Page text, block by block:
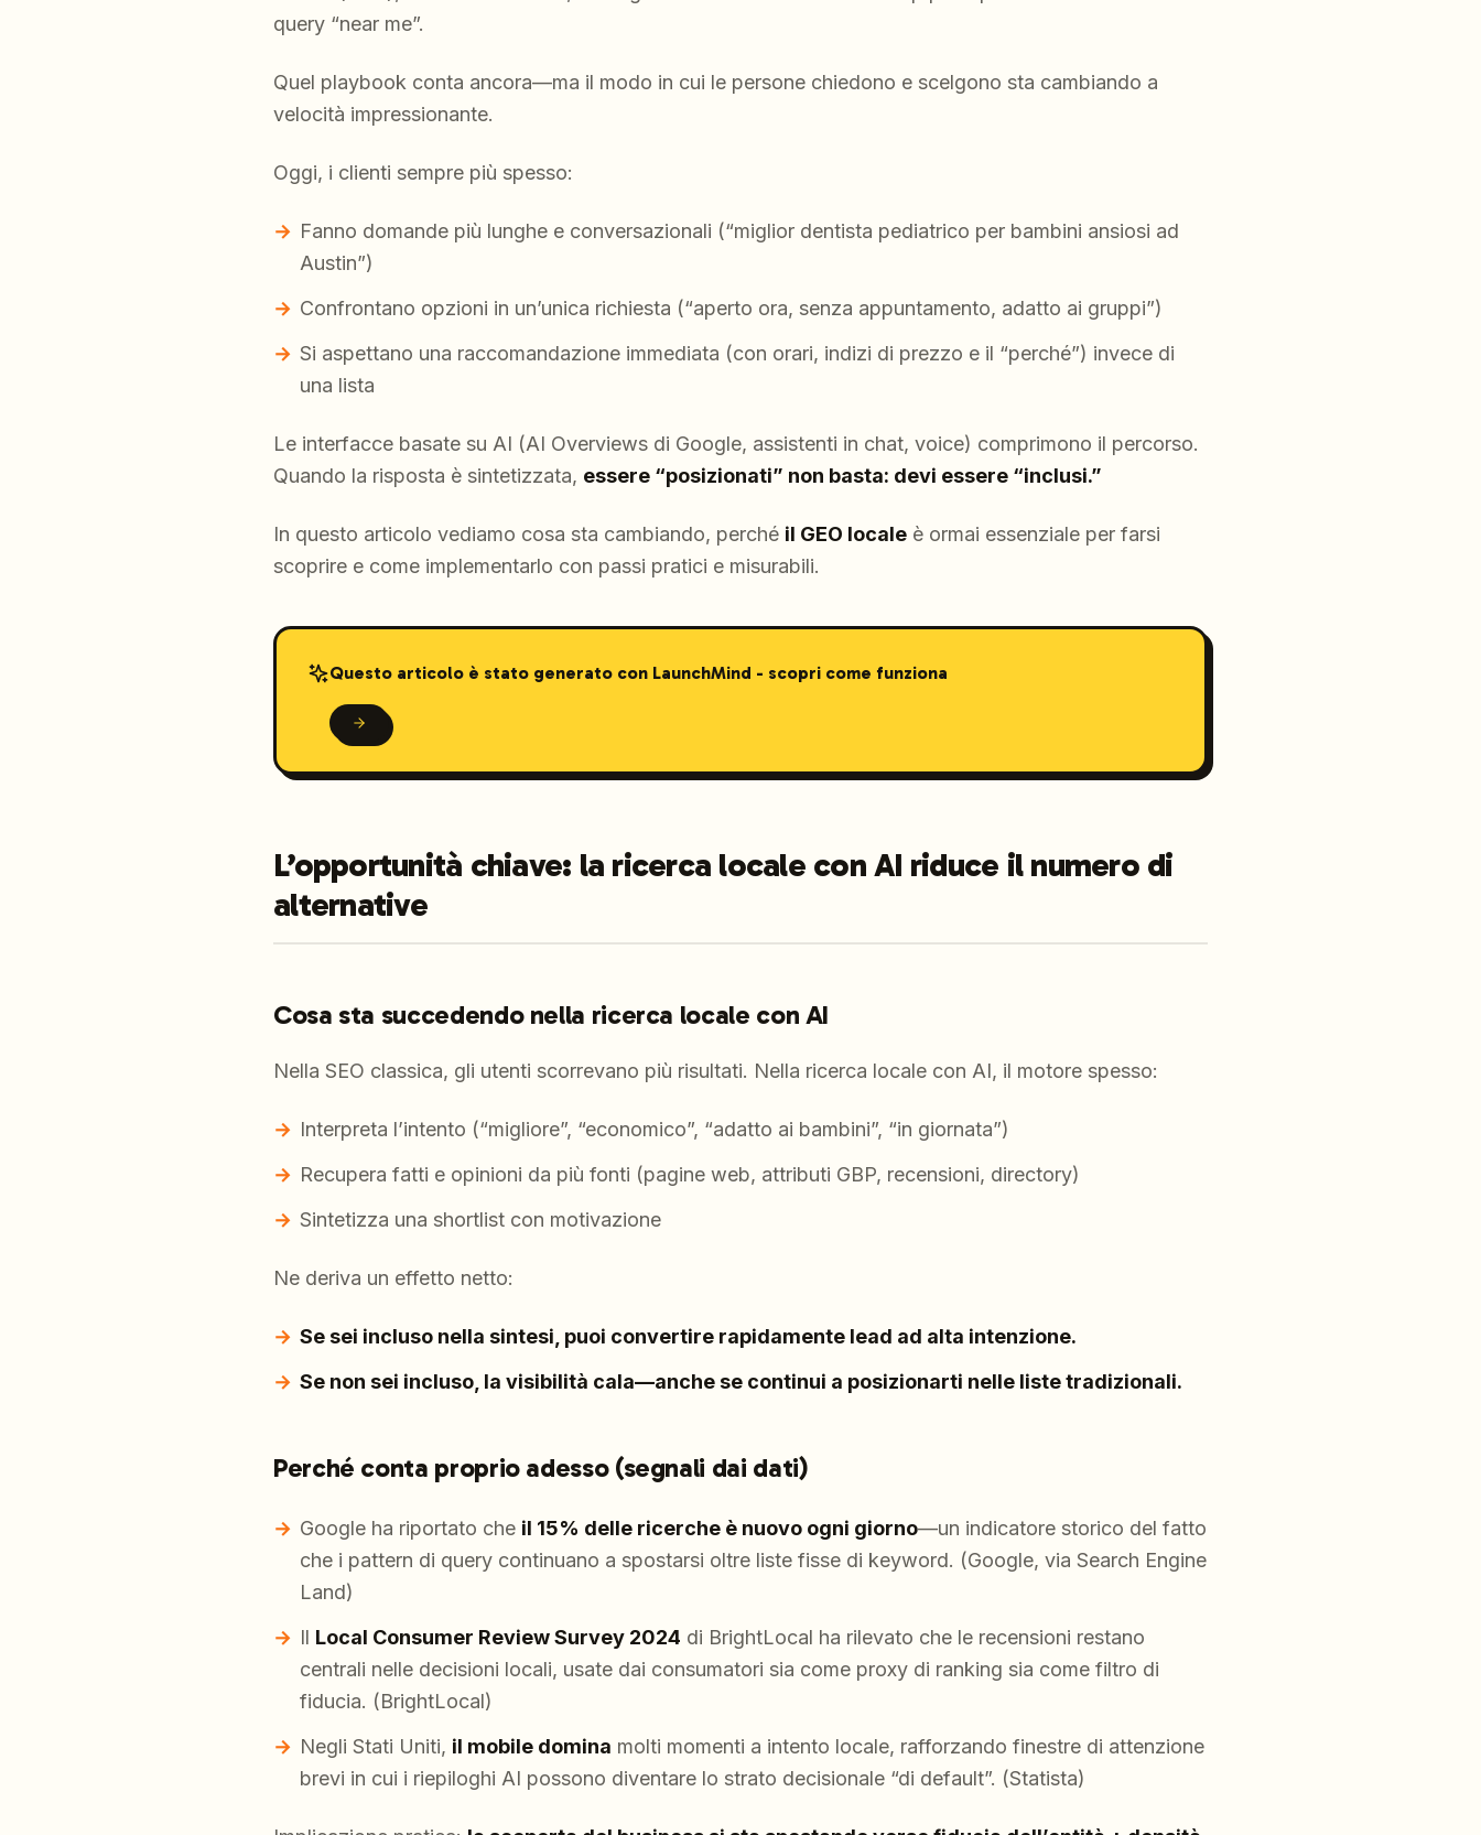
query “near me”.
Quel playbook conta ancora—ma il modo in cui le persone chiedono e scelgono sta cambiando a
velocità impressionante.
Oggi, i clienti sempre più spesso:
Fanno domande più lunghe e conversazionali (“miglior dentista pediatrico per bambini ansiosi ad
Austin”)
Confrontano opzioni in un’unica richiesta (“aperto ora, senza appuntamento, adatto ai gruppi”)
Si aspettano una raccomandazione immediata (con orari, indizi di prezzo e il “perché”) invece di
una lista
Le interfacce basate su AI (AI Overviews di Google, assistenti in chat, voice) comprimono il percorso.
Quando la risposta è sintetizzata, essere “posizionati” non basta: devi essere “inclusi.”
In questo articolo vediamo cosa sta cambiando, perché il GEO locale è ormai essenziale per farsi
scoprire e come implementarlo con passi pratici e misurabili.
Questo articolo è stato generato con LaunchMind - scopri come funziona
L’opportunità chiave: la ricerca locale con AI riduce il numero di
alternative
Cosa sta succedendo nella ricerca locale con AI
Nella SEO classica, gli utenti scorrevano più risultati. Nella ricerca locale con AI, il motore spesso:
Interpreta l’intento (“migliore”, “economico”, “adatto ai bambini”, “in giornata”)
Recupera fatti e opinioni da più fonti (pagine web, attributi GBP, recensioni, directory)
Sintetizza una shortlist con motivazione
Ne deriva un effetto netto:
Se sei incluso nella sintesi, puoi convertire rapidamente lead ad alta intenzione.
Se non sei incluso, la visibilità cala—anche se continui a posizionarti nelle liste tradizionali.
Perché conta proprio adesso (segnali dai dati)
Google ha riportato che il 15% delle ricerche è nuovo ogni giorno—un indicatore storico del fatto
che i pattern di query continuano a spostarsi oltre liste fisse di keyword. (Google, via Search Engine
Land)
Il Local Consumer Review Survey 2024 di BrightLocal ha rilevato che le recensioni restano
centrali nelle decisioni locali, usate dai consumatori sia come proxy di ranking sia come filtro di
fiducia. (BrightLocal)
Negli Stati Uniti, il mobile domina molti momenti a intento locale, rafforzando finestre di attenzione
brevi in cui i riepiloghi AI possono diventare lo strato decisionale “di default”. (Statista)